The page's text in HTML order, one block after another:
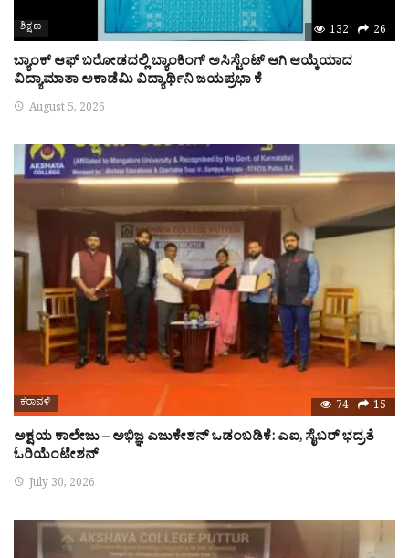
ಶಿಕ್ಷಣ 132 26
ಬ್ಯಾಂಕ್ ಆಫ್ ಬರೋಡದಲ್ಲಿ ಬ್ಯಾಂಕಿಂಗ್ ಅಸಿಸ್ಟೆಂಟ್ ಆಗಿ ಆಯ್ಕೆಯಾದ
ವಿದ್ಯಾಮಾತಾ ಅಕಾಡೆಮಿ ವಿದ್ಯಾರ್ಥಿನಿ ಜಯಪ್ರಭಾ ಕೆ
August 5, 2026
ಕರಾವಳಿ 74 15
ಅಕ್ಷಯ ಕಾಲೇಜು – ಅಭಿಜ್ಞ ಎಜುಕೇಶನ್ ಒಡಂಬಡಿಕೆ: ಎಐ, ಸೈಬರ್ ಭದ್ರತೆ
ಓರಿಯೆಂಟೇಶನ್
July 30, 2026